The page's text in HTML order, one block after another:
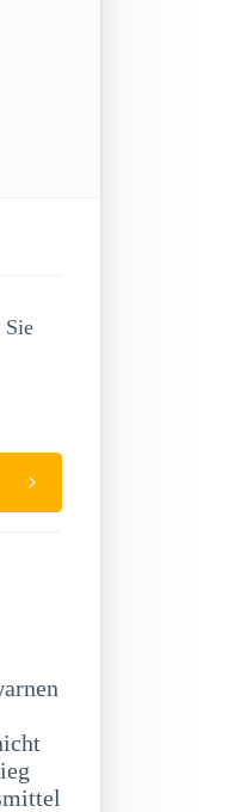
Sie